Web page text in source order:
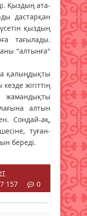
Қыздың ата-
дастарқан
қыздың
тағылады.
"алтынға"
қалыңдықты
жігіттің
алтын
Сондай-ақ,
туған-
береді.
7 157 0